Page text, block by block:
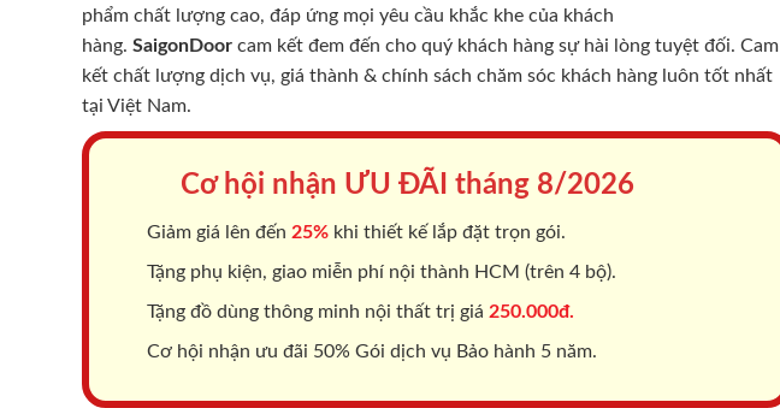
phẩm chất lượng cao, đáp ứng mọi yêu cầu khắc khe của khách
hàng. SaigonDoor cam kết đem đến cho quý khách hàng sự hài lòng tuyệt đối. Cam
kết chất lượng dịch vụ, giá thành & chính sách chăm sóc khách hàng luôn tốt nhất
tại Việt Nam.
Cơ hội nhận ƯU ĐÃI tháng 8/2026
Giảm giá lên đến 25% khi thiết kế lắp đặt trọn gói.
Tặng phụ kiện, giao miễn phí nội thành HCM (trên 4 bộ).
Tặng đồ dùng thông minh nội thất trị giá 250.000đ.
Cơ hội nhận ưu đãi 50% Gói dịch vụ Bảo hành 5 năm.